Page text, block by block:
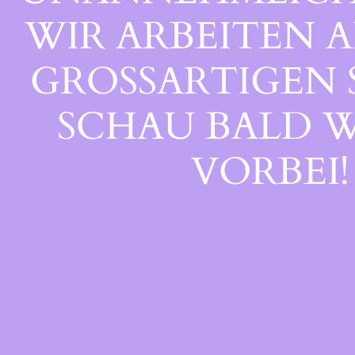
WIR ARBEITEN
GROSSARTIGEN
CHAU BALD
ORBEI!